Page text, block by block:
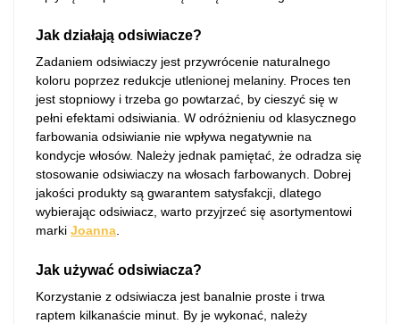
Jak działają odsiwiacze?
Zadaniem odsiwiaczy jest przywrócenie naturalnego
koloru poprzez redukcje utlenionej melaniny. Proces ten
jest stopniowy i trzeba go powtarzać, by cieszyć się w
pełni efektami odsiwiania. W odróżnieniu od klasycznego
farbowania odsiwianie nie wpływa negatywnie na
kondycje włosów. Należy jednak pamiętać, że odradza się
stosowanie odsiwiaczy na włosach farbowanych. Dobrej
jakości produkty są gwarantem satysfakcji, dlatego
wybierając odsiwiacz, warto przyjrzeć się asortymentowi
marki Joanna.
Jak używać odsiwiacza?
Korzystanie z odsiwiacza jest banalnie proste i trwa
raptem kilkanaście minut. By je wykonać, należy